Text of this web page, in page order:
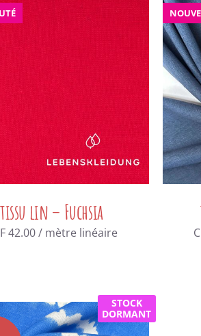
tissu lin – Fuchsia
42.00/ mètre linéaire
STOCK
DORMANT